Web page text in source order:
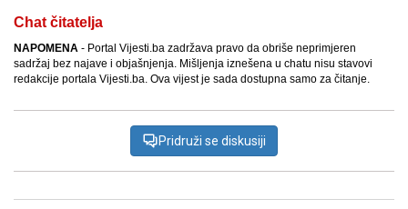
Chat čitatelja
NAPOMENA - Portal Vijesti.ba zadržava pravo da obriše neprimjeren
sadržaj bez najave i objašnjenja. Mišljenja iznešena u chatu nisu stavovi
redakcije portala Vijesti.ba. Ova vijest je sada dostupna samo za čitanje.
Pridruži se diskusiji